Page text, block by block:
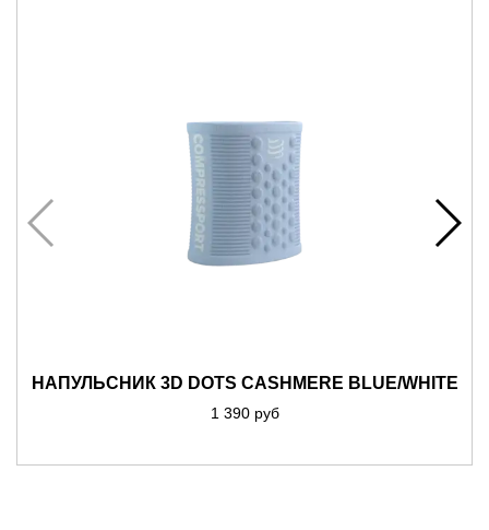
НАПУЛЬСНИК 3D DOTS CASHMERE BLUE/WHITE
1 390 руб